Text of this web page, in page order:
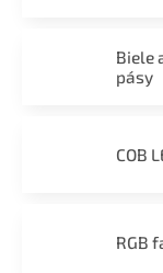
Biele
pásy
COB
RGB